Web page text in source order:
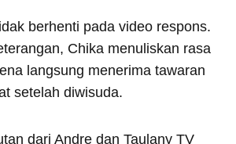
berhenti pada video respons.
Chika menuliskan rasa
langsung menerima tawaran
setelah diwisuda.
dari Andre dan Taulany TV